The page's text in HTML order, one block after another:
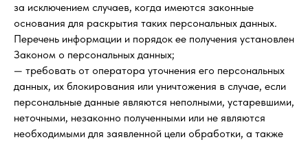
за исключением случаев, когда имеются законные
основания для раскрытия таких персональных данных.
Перечень информации и порядок ее получения установлен
Законом о персональных данных;
— требовать от оператора уточнения его персональных
данных, их блокирования или уничтожения в случае, если
персональные данные являются неполными, устаревшими,
неточными, незаконно полученными или не являются
необходимыми для заявленной цели обработки, а также